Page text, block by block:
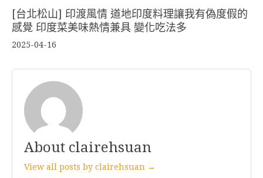
[台北松山] 印渡風情 道地印度料理讓我有偽度假的
感覺 印度菜美味熱情兼具 變化吃法多
2025-04-16
About clairehsuan
View all posts by clairehsuan →